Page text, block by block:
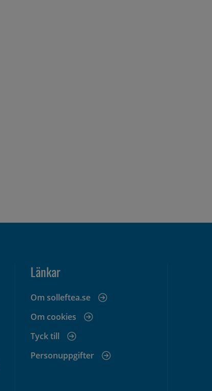
Länkar
Om solleftea.se
Om cookies
Tyck till
Personuppgifter